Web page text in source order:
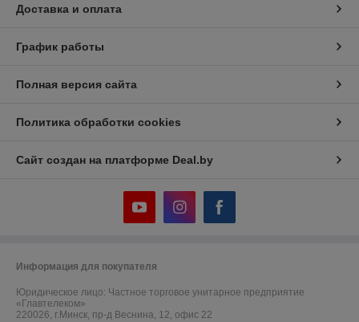
Доставка и оплата
График работы
Полная версия сайта
Политика обработки cookies
Сайт создан на платформе Deal.by
Информация для покупателя
Юридическое лицо: Частное торговое унитарное предприятие
«Главтелеком»
220026, г.Минск, пр-д Веснина, 12, офис 22